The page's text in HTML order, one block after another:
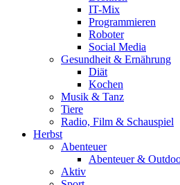
IT-Mix
Programmieren
Roboter
Social Media
Gesundheit & Ernährung
Diät
Kochen
Musik & Tanz
Tiere
Radio, Film & Schauspiel
Herbst
Abenteuer
Abenteuer &
Aktiv